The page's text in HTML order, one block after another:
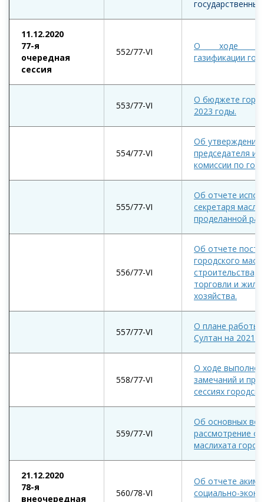
11.12.2020
77-я
очередная
сессия
552/77-VІ
О ходе
газификации
553/77-VІ
О бюджете
2023 годы.
554/77-VІ
Об утверждении
председателя и
комиссии по
555/77-VІ
Об отчете
секретаря
проделанной
556/77-VІ
Об отчете
городского
строительства,
торговли и
хозяйства.
557/77-VІ
О плане работы
Султан на 2021
558/77-VІ
О ходе
замечаний и
сессиях
559/77-VІ
Об основных
рассмотрение
маслихата
21.12.2020
78-я
внеочередная
560/78-VІ
Об отчете
социально-